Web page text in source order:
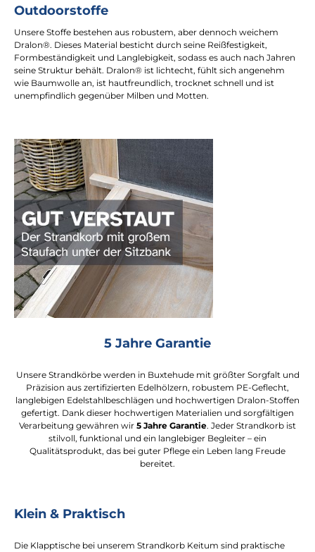
Outdoorstoffe
Unsere Stoffe bestehen aus robustem, aber dennoch weichem
Dralon®. Dieses Material besticht durch seine Reißfestigkeit,
Formbeständigkeit und Langlebigkeit, sodass es auch nach Jahren
seine Struktur behält. Dralon® ist lichtecht, fühlt sich angenehm
wie Baumwolle an, ist hautfreundlich, trocknet schnell und ist
unempfindlich gegenüber Milben und Motten.
5 Jahre Garantie
Unsere Strandkörbe werden in Buxtehude mit größter Sorgfalt und
Präzision aus zertifizierten Edelhölzern, robustem PE-Geflecht,
langlebigen Edelstahlbeschlägen und hochwertigen Dralon-Stoffen
gefertigt. Dank dieser hochwertigen Materialien und sorgfältigen
Verarbeitung gewähren wir 5 Jahre Garantie. Jeder Strandkorb ist
stilvoll, funktional und ein langlebiger Begleiter – ein
Qualitätsprodukt, das bei guter Pflege ein Leben lang Freude
bereitet.
Klein & Praktisch
Die Klapptische bei unserem Strandkorb Keitum sind praktische